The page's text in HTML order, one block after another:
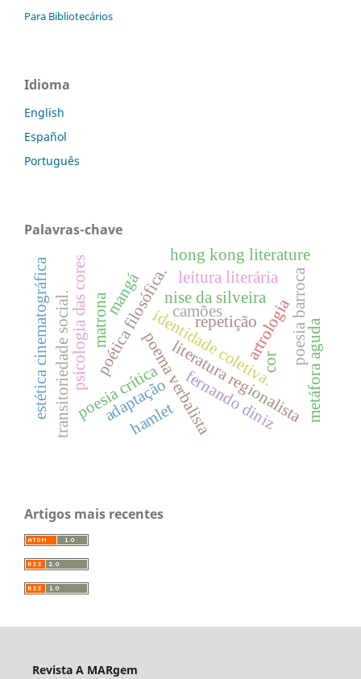
Para Bibliotecários
Idioma
English
Español
Português
Palavras-chave
poema verbalista
poesia críticaliteratura regionalista
identidade coletiva.
transitoriedade social. poética filosófica.
psicologia das cores
estética cinematográfica cor
nise da silveira
fernando diniz
artrologia
repetição poesia barroca
metáfora aguda
camões
matrona
adaptação
hong kong literature
leitura literária
hamlet
mangá
Artigos mais recentes
Revista A MARgem